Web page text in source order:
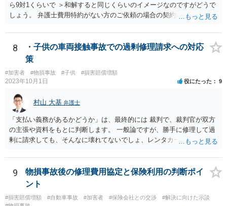
ら9対1くらいで ＞和解すると同じくらいのイメージなのですがどうで
しょう。 弁護士費用特約がない方のご依頼の場合の契約内容などは各
ンで最初から10対0を主張したり期待するのは難しいのでしょうか。
＞1か2は譲らないとセンターとしても無理とかやりたくないとかある
のでしょうか。 私見では、そのようなことはないように思います。紛
な視点で解決が目指されることになります。
8
・子供の車両接触事故での過剰修理請求への対応
策
#加害者 #物損事故 #子供 #損害賠償増額
2023年10月1日 役にたった 9
村山 大基 弁護士
「支払い義務があるかどうか」は、最終的には 裁判で、裁判官が双方
の主張や資料をもとに判断します。 一般論ですが、勝手に修理して過
剰に請求しても、そんなに壊れてないでしょ、レンタカーもいらない
ます。 有利かどうか、というご質問は抽象的すぎるというか、何を基
準に回答すればいいのかわからないので 回答が難しいです。 ネット上
で、資料も見ていない中の回答でよければ、 相手からすると３５万円
いといけないので、 反論となる証拠（３万ぐらいの見積もりとか）が
9
物損事故後の修理費用協定と保険利用の判断ポイ
ント
#損害賠償増額 #自動車事故 #加害者 #保険会社との交渉
#解決に向けた示談